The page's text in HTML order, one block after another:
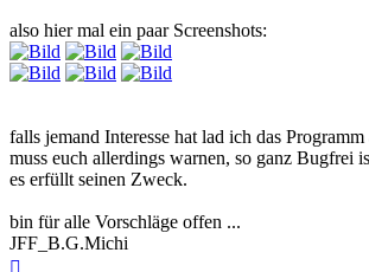
also hier mal ein paar Screenshots:
falls jemand Interesse hat lad ich das
muss euch allerdings warnen, so ganz Bugfrei
es erfüllt seinen Zweck.
bin für alle Vorschläge offen ...
JFF_B.G.Michi